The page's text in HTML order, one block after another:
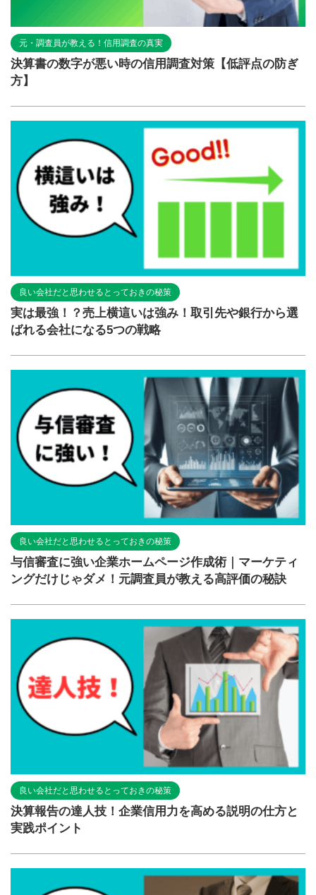
元・調査員が教える！信用調査の真実
決算書の数字が悪い時の信用調査対策【低評点の防ぎ
方】
良い会社だと思わせるとっておきの秘策
実は最強！？売上横這いは強み！取引先や銀行から選
ばれる会社になる5つの戦略
良い会社だと思わせるとっておきの秘策
与信審査に強い企業ホームページ作成術｜マーケティ
ングだけじゃダメ！元調査員が教える高評価の秘訣
良い会社だと思わせるとっておきの秘策
決算報告の達人技！企業信用力を高める説明の仕方と
実践ポイント